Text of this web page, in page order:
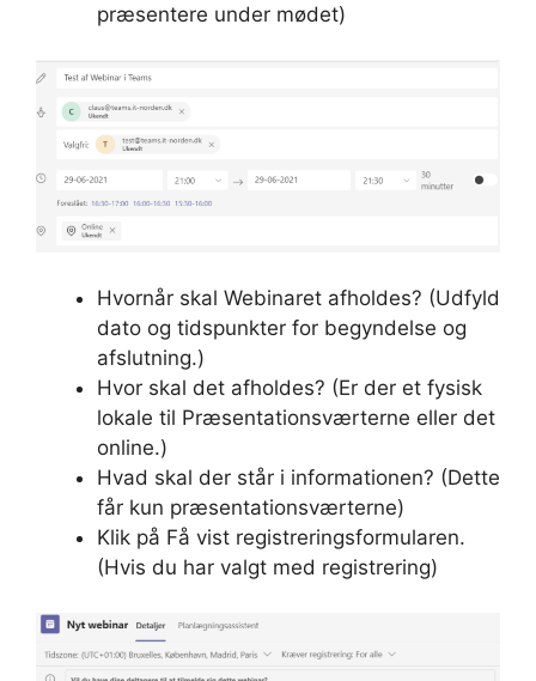
præsentere under mødet)
Hvornår skal Webinaret afholdes? (Udfyld
dato og tidspunkter for begyndelse og
afslutning.)
Hvor skal det afholdes? (Er der et fysisk
lokale til Præsentationsværterne eller det
online.)
Hvad skal der står i informationen? (Dette
får kun præsentationsværterne)
Klik på Få vist registreringsformularen.
(Hvis du har valgt med registrering)